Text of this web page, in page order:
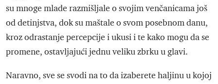
su mnoge mlade razmišljale o svojim venčanicama još
od detinjstva, dok su maštale o svom posebnom danu,
kroz odrastanje percepcije i ukusi i te kako mogu da se
promene, ostavljajući jednu veliku zbrku u glavi.
Naravno, sve se svodi na to da izaberete haljinu u kojoj